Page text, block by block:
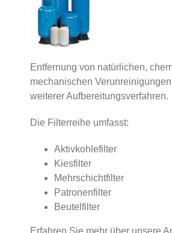
Entfernung von natürlichen,
mechanischen
weiterer Aufbereitungsverfahren.
Die Filterreihe umfasst:
Aktivkohlefilter
Kiesfilter
Mehrschichtfilter
Patronenfilter
Beutelfilter